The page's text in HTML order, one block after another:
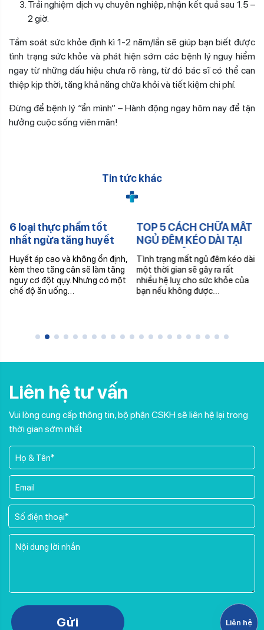
Trải nghiệm dịch vụ chuyên nghiệp, nhận kết quả sau 1.5 –
2 giờ.
Tầm soát sức khỏe định kì 1-2 năm/lần sẽ giúp bạn biết được
tình trạng sức khỏe và phát hiện sớm các bệnh lý nguy hiểm
ngay từ những dấu hiệu chưa rõ ràng, từ đó bác sĩ có thể can
thiệp kịp thời, tăng khả năng chữa khỏi và tiết kiệm chi phí.
Đừng để bệnh lý “ẩn mình” – Hành động ngay hôm nay để tận
hưởng cuộc sống viên mãn!
Tin tức khác
6 loại thực phẩm tốt
nhất ngừa tăng huyết
áp và đột quỵ
Huyết áp cao và không ổn định,
kèm theo tăng cân sẽ làm tăng
nguy cơ đột qụy. Nhưng có một
chế độ ăn uống…
TOP 5 CÁCH CHỮA MẤT
NGỦ ĐÊM KÉO DÀI TẠI
TRUNG TÂM Y KHOA
VẠN HẠNH
Tình trạng mất ngủ đêm kéo dài
một thời gian sẽ gây ra rất
nhiều hệ luỵ cho sức khỏe của
bạn nếu không được…
Liên hệ tư vấn
Vui lòng cung cấp thông tin, bộ phận CSKH sẽ liên hệ lại trong
thời gian sớm nhất
Please leave this field empty.
Gửi Liên hệ